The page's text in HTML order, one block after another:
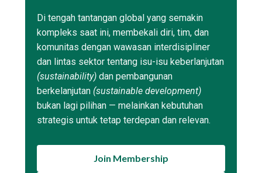
Di tengah tantangan global yang semakin
kompleks saat ini, membekali diri, tim, dan
komunitas dengan wawasan interdisipliner
dan lintas sektor tentang isu-isu keberlanjutan
(sustainability) dan pembangunan
berkelanjutan (sustainable development)
bukan lagi pilihan — melainkan kebutuhan
strategis untuk tetap terdepan dan relevan.
Join Membership